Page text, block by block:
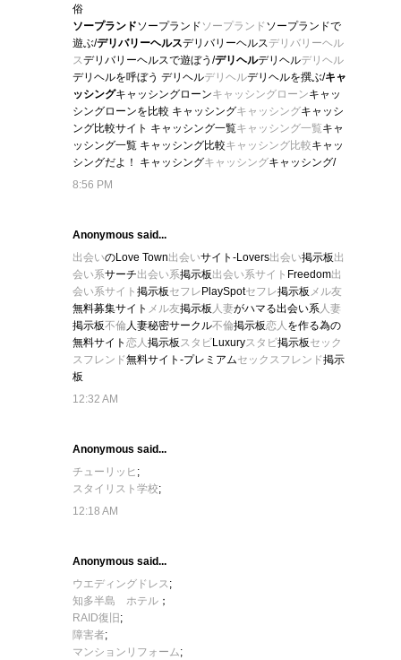
俗
ソープランドソープランドソープランド ソープランドで
遊ぶ/デリバリーヘルスデリバリーヘルスデリバリーヘル
スデリバリーヘルスで遊ぼう/デリヘルデリヘルデリヘル
デリヘルを呼ぼう デリヘルデリヘルデリヘルを撰ぶ/キャ
ッシングキャッシングローンキャッシングローンキャッ
シングローンを比較 キャッシングキャッシングキャッシ
ング比較サイト キャッシング一覧キャッシング一覧キャ
ッシング一覧 キャッシング比較キャッシング比較キャッ
シングだよ！ キャッシングキャッシングキャッシング/
8:56 PM
Anonymous said...
出会いのLove Town出会いサイト-Lovers出会い掲示板出
会い系サーチ出会い系掲示板出会い系サイト Freedom出
会い系サイト 掲示板セフレ PlaySpotセフレ掲示板 メル友
無料募集サイト メル友掲示板 人妻がハマる出会い系人妻
掲示板不倫 人妻秘密サークル不倫掲示板恋人 を作る為の
無料サイト 恋人掲示板スタビLuxuryスタビ掲示板セック
スフレンド無料サイト-プレミアムセックスフレンド掲示
板
12:32 AM
Anonymous said...
チューリッヒ ;
スタイリスト学校;
12:18 AM
Anonymous said...
ウエディングドレス;
知多半島 ホテル；
RAID復旧 ;
障害者;
マンションリフォーム;